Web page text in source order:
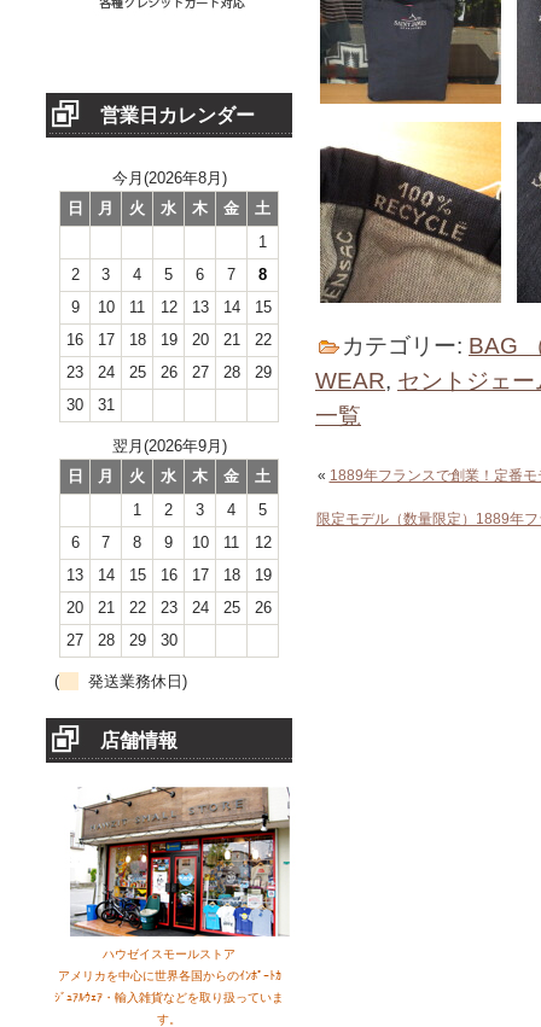
営業日カレンダー
今月(2026年8月)
日
月 火 水 木 金
土
1
2
3 4 5 6 7
8
9
10 11 12 13 14
15
16
17 18 19 20 21
22
23
24 25 26 27 28
29
30
31
翌月(2026年9月)
日
月 火 水 木 金
土
1
2 3 4
5
6
7 8 9 10 11
12
13
14 15 16 17 18
19
20
21 22 23 24 25
26
27
28 29 30
( 発送業務休日)
店舗情報
ハウゼイスモールストア
アメリカを中心に世界各国からのｲﾝﾎﾟｰﾄｶ
ｼﾞｭｱﾙｳｪｱ・輸入雑貨などを取り扱っていま
す。
カテゴリー: BAG
WEAR, セントジェ
一覧
« 1889年フランスで創業！定番
限定モデル（数量限定）1889年